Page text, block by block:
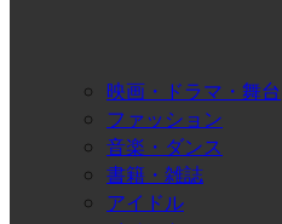
映画・ドラマ・舞台
ファッション
音楽・ダンス
書籍・雑誌
アイドル